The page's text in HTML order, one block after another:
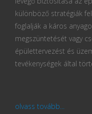
különböző stratégiák
foglalják a káros
megszüntetését vagy
épülettervezést és
tevékenységek által
olvass tovább...